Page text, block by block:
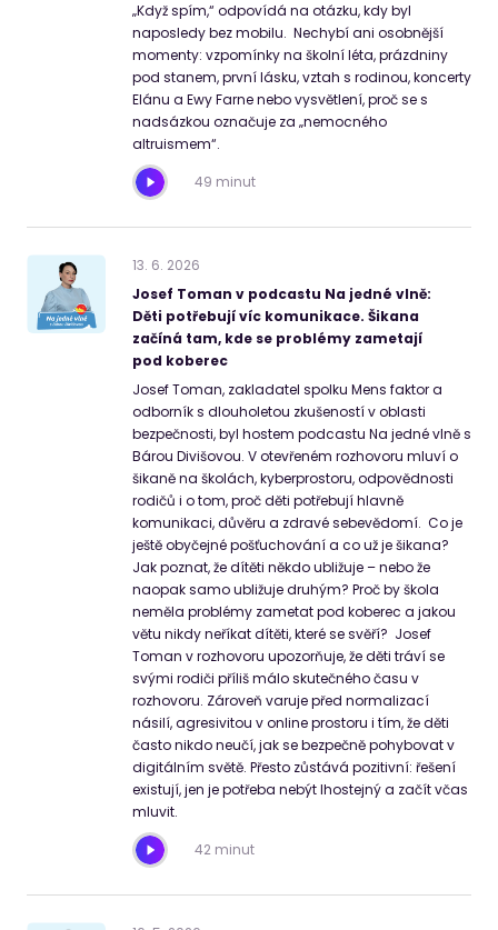
„Když spím,“ odpovídá na otázku, kdy byl
naposledy bez mobilu. Nechybí ani osobnější
momenty: vzpomínky na školní léta, prázdniny
pod stanem, první lásku, vztah s rodinou, koncerty
Elánu a Ewy Farne nebo vysvětlení, proč se s
nadsázkou označuje za „nemocného
altruismem“.
49 minut
13. 6. 2026
Josef Toman v podcastu Na jedné vlně:
Děti potřebují víc komunikace. Šikana
začíná tam, kde se problémy zametají
pod koberec
Josef Toman, zakladatel spolku Mens faktor a
odborník s dlouholetou zkušeností v oblasti
bezpečnosti, byl hostem podcastu Na jedné vlně s
Bárou Divišovou. V otevřeném rozhovoru mluví o
šikaně na školách, kyberprostoru, odpovědnosti
rodičů i o tom, proč děti potřebují hlavně
komunikaci, důvěru a zdravé sebevědomí. Co je
ještě obyčejné pošťuchování a co už je šikana?
Jak poznat, že dítěti někdo ubližuje – nebo že
naopak samo ubližuje druhým? Proč by škola
neměla problémy zametat pod koberec a jakou
větu nikdy neříkat dítěti, které se svěří? Josef
Toman v rozhovoru upozorňuje, že děti tráví se
svými rodiči příliš málo skutečného času v
rozhovoru. Zároveň varuje před normalizací
násilí, agresivitou v online prostoru i tím, že děti
často nikdo neučí, jak se bezpečně pohybovat v
digitálním světě. Přesto zůstává pozitivní: řešení
existují, jen je potřeba nebýt lhostejný a začít včas
mluvit.
42 minut